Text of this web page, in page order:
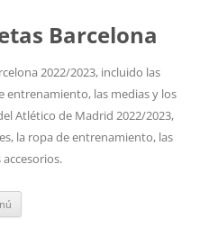
Barcelona
2022/2023, incluido las
entrenamiento, las medias y los
Atlético de Madrid 2022/2023,
la ropa de entrenamiento, las